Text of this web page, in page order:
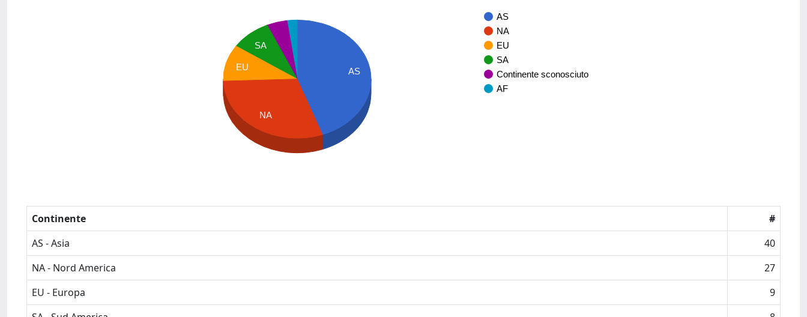
AS
NA
EU
SA
Continente sconosciuto
AF
AS
SA
EU
NA
Continente
#
AS - Asia
40
NA - Nord America
27
EU - Europa
9